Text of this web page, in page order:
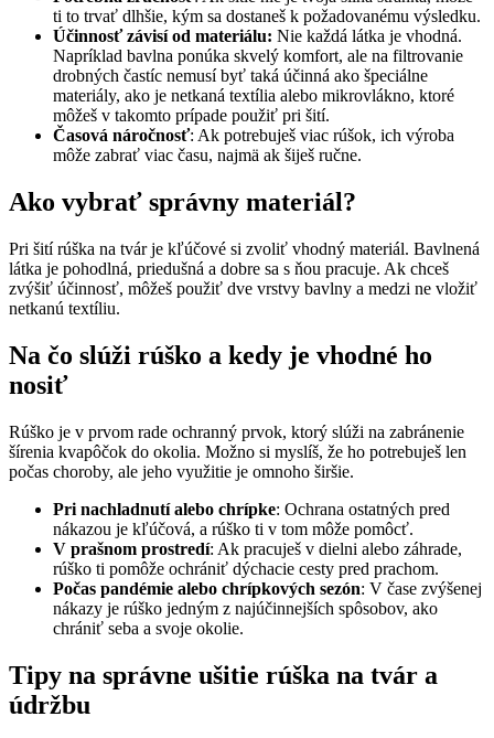
ti to trvať dlhšie, kým sa dostaneš k požadovanému výsledku.
Účinnosť závisí od materiálu: Nie každá látka je vhodná.
Napríklad bavlna ponúka skvelý komfort, ale na filtrovanie
drobných častíc nemusí byť taká účinná ako špeciálne
materiály, ako je netkaná textília alebo mikrovlákno, ktoré
môžeš v takomto prípade použiť pri šití.
Časová náročnosť: Ak potrebuješ viac rúšok, ich výroba
môže zabrať viac času, najmä ak šiješ ručne.
Ako vybrať správny materiál?
Pri šití rúška na tvár je kľúčové si zvoliť vhodný materiál. Bavlnená
látka je pohodlná, priedušná a dobre sa s ňou pracuje. Ak chceš
zvýšiť účinnosť, môžeš použiť dve vrstvy bavlny a medzi ne vložiť
netkanú textíliu.
Na čo slúži rúško a kedy je vhodné ho
nosiť
Rúško je v prvom rade ochranný prvok, ktorý slúži na zabránenie
šírenia kvapôčok do okolia. Možno si myslíš, že ho potrebuješ len
počas choroby, ale jeho využitie je omnoho širšie.
Pri nachladnutí alebo chrípke: Ochrana ostatných pred
nákazou je kľúčová, a rúško ti v tom môže pomôcť.
V prašnom prostredí: Ak pracuješ v dielni alebo záhrade,
rúško ti pomôže ochrániť dýchacie cesty pred prachom.
Počas pandémie alebo chrípkových sezón: V čase zvýšenej
nákazy je rúško jedným z najúčinnejších spôsobov, ako
chrániť seba a svoje okolie.
Tipy na správne ušitie rúška na tvár a
údržbu